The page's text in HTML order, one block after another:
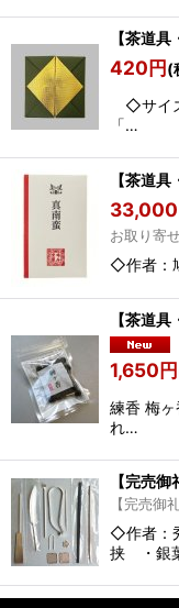
【茶
420円(
◇サ
「…
【茶道
33,000
お取り寄
◇作者
【茶道
1,650円
練香 梅
れ…
【完売
【完売御礼
◇作者：
挟 ・